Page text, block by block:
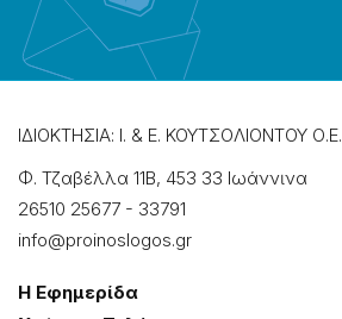
ΙΔΙΟΚΤΗΣΙΑ: Ι. & Ε. ΚΟΥΤΣΟΛΙΟΝΤΟΥ Ο.Ε.
Φ. Τζαβέλλα 11Β, 453 33 Ιωάννɩνα
26510 25677 - 33791
info@proinoslogos.gr
Η Εφημερίδα